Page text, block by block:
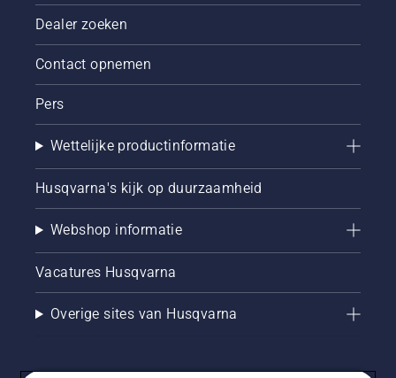
Dealer zoeken
Contact opnemen
Pers
Wettelijke productinformatie
Husqvarna's kijk op duurzaamheid
Webshop informatie
Vacatures Husqvarna
Overige sites van Husqvarna